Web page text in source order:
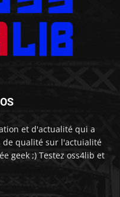
et d'actualité qui a
qualité sur l'actuialité
geek ;) Testez oss4lib et